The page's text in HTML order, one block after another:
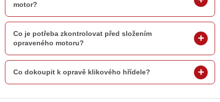
motor?
Co je potřeba zkontrolovat před složením
opraveného motoru?
Co dokoupit k opravě klikového hřídele?